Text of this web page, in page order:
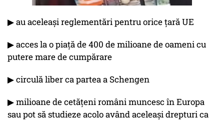
▶︎ au aceleași reglementări pentru orice țară UE
▶︎ acces la o piață de 400 de milioane de oameni cu
putere mare de cumpărare
▶︎ circulă liber ca partea a Schengen
▶︎ milioane de cetățeni români muncesc în Europa
sau pot să studieze acolo având aceleași drepturi ca